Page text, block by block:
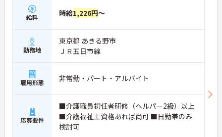
給料 時給1,226円～
勤務地
東京都 あきる野市
ＪＲ五日市線
雇用形態 非常勤・パート・アルバイト
応募要件
■介護職員初任者研修（ヘルパー2級）以上
■介護福祉士資格あれば尚可 ■日勤帯のみ
検討可